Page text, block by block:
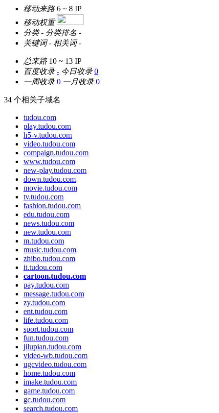
移动来路 6 ~ 8 IP
移动权重
分类 - 分类排名 -
关键词 - 相关词 -
总来路 10 ~ 13 IP
百度收录 - 今日收录 0
一周收录 0 一月收录 0
34 个相关子域名
tudou.com
play.tudou.com
h5-v.tudou.com
video.tudou.com
compaign.tudou.com
www.tudou.com
new-play.tudou.com
down.tudou.com
movie.tudou.com
tv.tudou.com
fashion.tudou.com
edu.tudou.com
news.tudou.com
new.tudou.com
m.tudou.com
music.tudou.com
zhibo.tudou.com
it.tudou.com
cartoon.tudou.com
pay.tudou.com
message.tudou.com
zy.tudou.com
ent.tudou.com
life.tudou.com
sport.tudou.com
fun.tudou.com
jilupian.tudou.com
video-wb.tudou.com
ugcvideo.tudou.com
home.tudou.com
imake.tudou.com
game.tudou.com
gc.tudou.com
search.tudou.com